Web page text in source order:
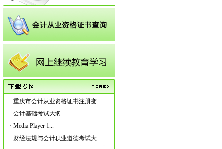
· 重庆市会计从业资格证书注册变...
· 会计基础考试大纲
· Media Player 1...
· 财经法规与会计职业道德考试大...